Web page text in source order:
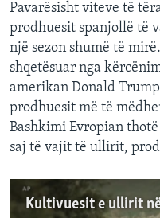
Pavarësisht viteve të
prodhuesit spanjollë të
një sezon shumë të
shqetësuar nga
amerikan Donald
prodhuesit më të
Bashkimi Evropian
saj të vajit të ullirit,